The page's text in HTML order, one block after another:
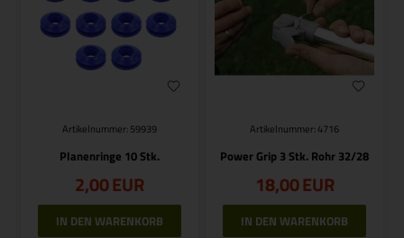
Artikelnummer: 59939
Planenringe 10 Stk.
2,00EUR
Artikelnummer: 4716
Power Grip 3 Stk. Rohr 32/28
18,00EUR